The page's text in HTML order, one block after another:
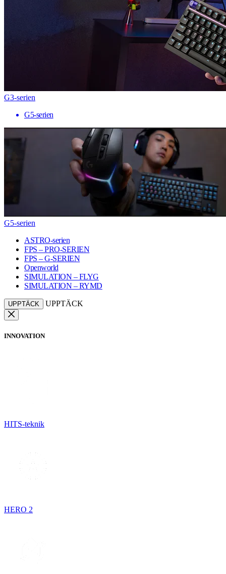
G3-serien
G5-serien
G5-serien
ASTRO-serien
FPS – PRO-SERIEN
FPS – G-SERIEN
Openworld
SIMULATION – FLYG
SIMULATION – RYMD
UPPTÄCK UPPTÄCK
INNOVATION
HITS-teknik
HERO 2